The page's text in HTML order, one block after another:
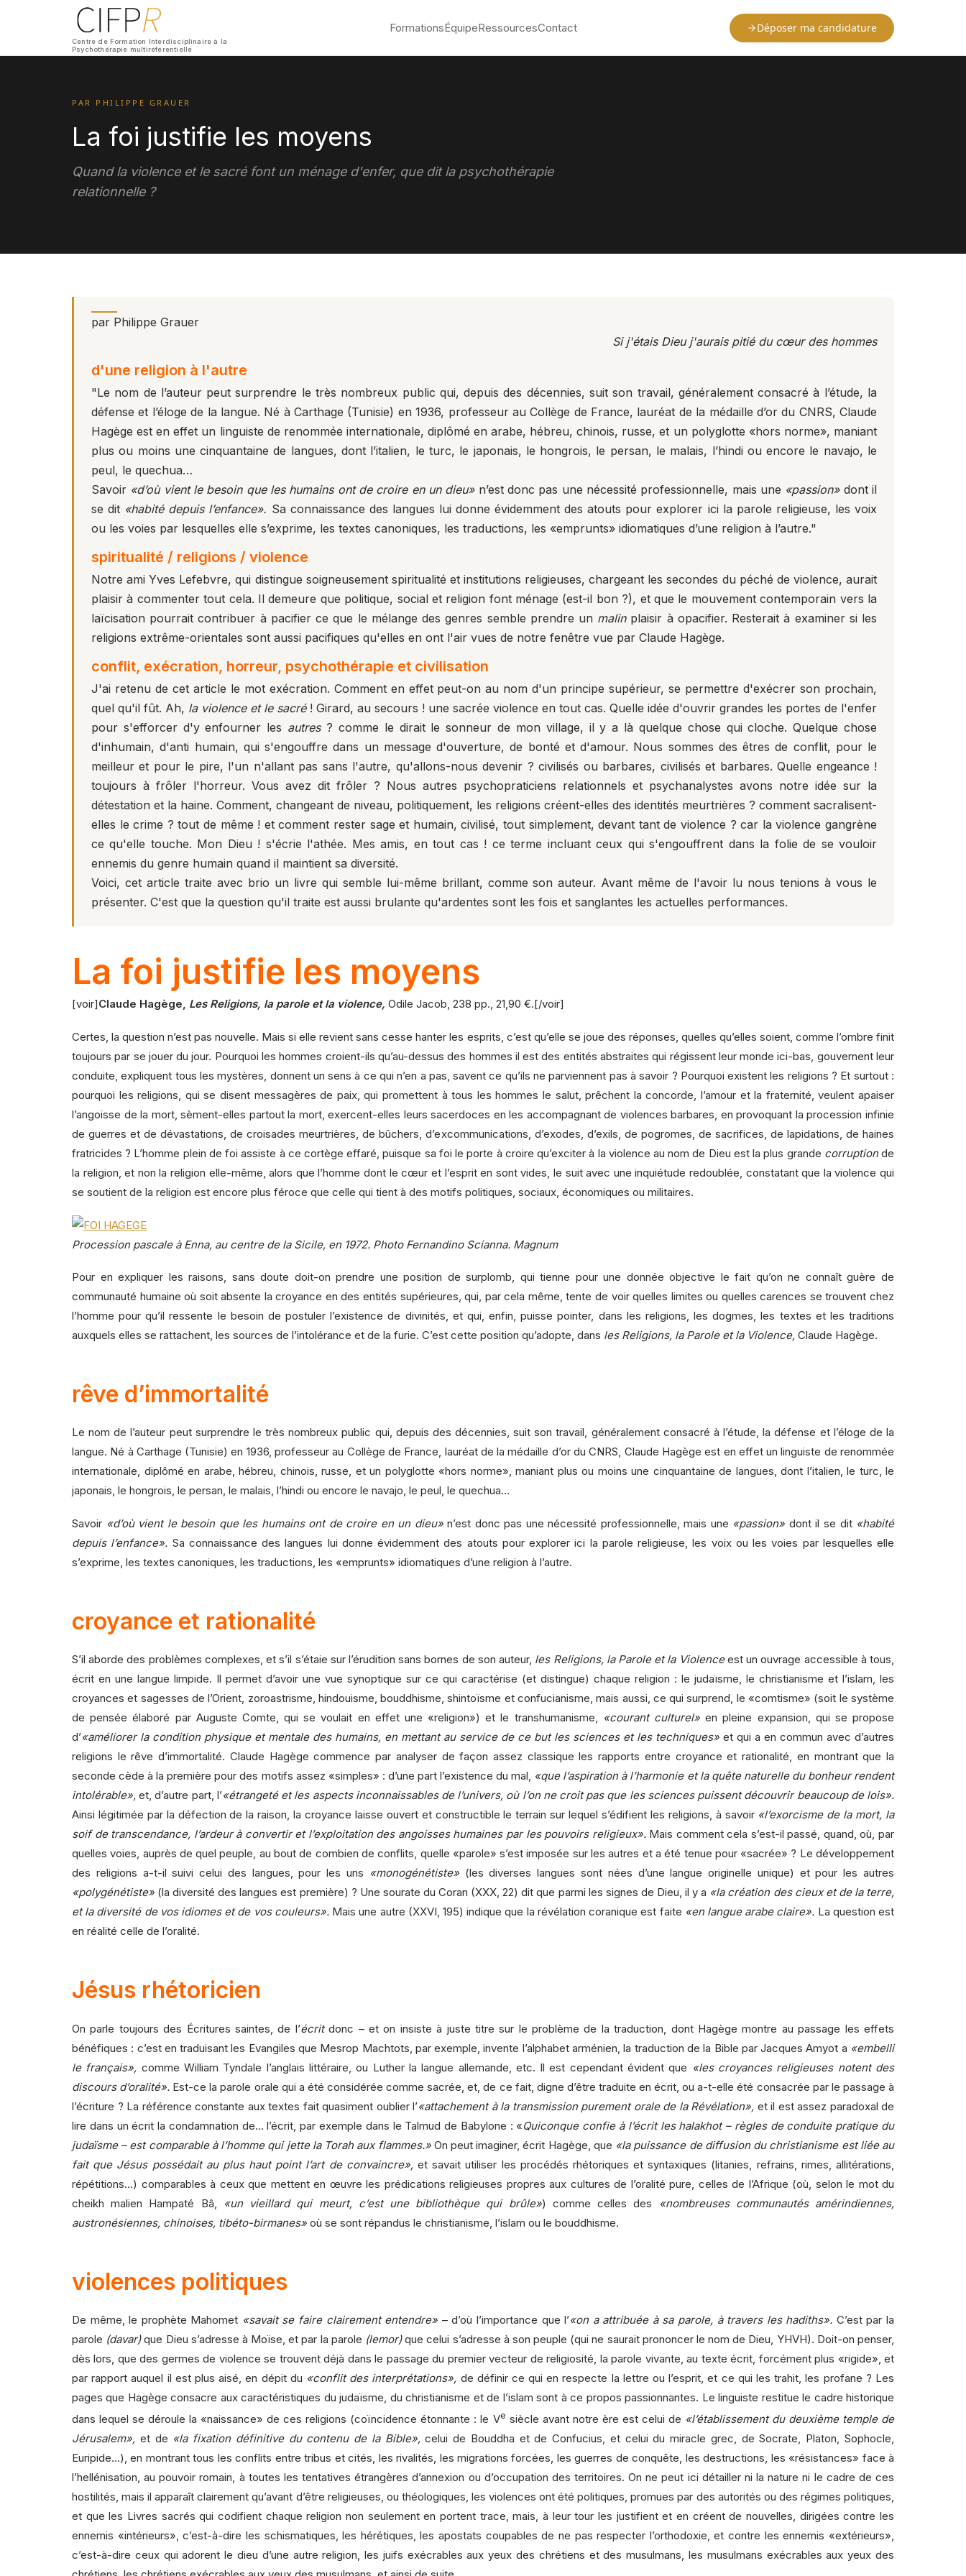
Centre de Formation Interdisciplinaire à la
Psychothérapie multiréférentielle
FormationsÉquipeRessourcesContact Déposer ma candidature
PAR PHILIPPE GRAUER
La foi justifie les moyens
Quand la violence et le sacré font un ménage d'enfer, que dit la psychothérapie
relationnelle ?
par Philippe Grauer
Si j'étais Dieu j'aurais pitié du cœur des hommes
d'une religion à l'autre
"Le nom de l’auteur peut surprendre le très nombreux public qui, depuis des décennies, suit son travail, généralement consacré à l’étude, la
défense et l’éloge de la langue. Né à Carthage (Tunisie) en 1936, professeur au Collège de France, lauréat de la médaille d’or du CNRS, Claude
Hagège est en effet un linguiste de renommée internationale, diplômé en arabe, hébreu, chinois, russe, et un polyglotte «hors norme», maniant
plus ou moins une cinquantaine de langues, dont l’italien, le turc, le japonais, le hongrois, le persan, le malais, l’hindi ou encore le navajo, le
peul, le quechua…
Savoir «d’où vient le besoin que les humains ont de croire en un dieu» n’est donc pas une nécessité professionnelle, mais une «passion» dont il
se dit «habité depuis l’enfance». Sa connaissance des langues lui donne évidemment des atouts pour explorer ici la parole religieuse, les voix
ou les voies par lesquelles elle s’exprime, les textes canoniques, les traductions, les «emprunts» idiomatiques d’une religion à l’autre."
spiritualité / religions / violence
Notre ami Yves Lefebvre, qui distingue soigneusement spiritualité et institutions religieuses, chargeant les secondes du péché de violence, aurait
plaisir à commenter tout cela. Il demeure que politique, social et religion font ménage (est-il bon ?), et que le mouvement contemporain vers la
laïcisation pourrait contribuer à pacifier ce que le mélange des genres semble prendre un malinplaisir à opacifier. Resterait à examiner si les
religions extrême-orientales sont aussi pacifiques qu'elles en ont l'air vues de notre fenêtre vue par Claude Hagège.
conflit, exécration, horreur, psychothérapie et civilisation
J'ai retenu de cet article le mot exécration. Comment en effet peut-on au nom d'un principe supérieur, se permettre d'exécrer son prochain,
quel qu'il fût. Ah, la violence et le sacré! Girard, au secours ! une sacrée violence en tout cas. Quelle idée d'ouvrir grandes les portes de l'enfer
pour s'efforcer d'y enfourner les autres? comme le dirait le sonneur de mon village, il y a là quelque chose qui cloche. Quelque chose
d'inhumain, d'anti humain, qui s'engouffre dans un message d'ouverture, de bonté et d'amour. Nous sommes des êtres de conflit, pour le
meilleur et pour le pire, l'un n'allant pas sans l'autre, qu'allons-nous devenir ? civilisés ou barbares, civilisés et barbares. Quelle engeance !
toujours à frôler l'horreur. Vous avez dit frôler ? Nous autres psychopraticiens relationnels et psychanalystes avons notre idée sur la
détestation et la haine. Comment, changeant de niveau, politiquement, les religions créent-elles des identités meurtrières ? comment sacralisent-
elles le crime ? tout de même ! et comment rester sage et humain, civilisé, tout simplement, devant tant de violence ? car la violence gangrène
ce qu'elle touche. Mon Dieu ! s'écrie l'athée. Mes amis, en tout cas ! ce terme incluant ceux qui s'engouffrent dans la folie de se vouloir
ennemis du genre humain quand il maintient sa diversité.
Voici, cet article traite avec brio un livre qui semble lui-même brillant, comme son auteur. Avant même de l'avoir lu nous tenions à vous le
présenter. C'est que la question qu'il traite est aussi brulante qu'ardentes sont les fois et sanglantes les actuelles performances.
La foi justifie les moyens
[voir]Claude Hagège, Les Religions, la parole et la violence, Odile Jacob, 238 pp., 21,90 €.[/voir]
Certes, la question n’est pas nouvelle. Mais si elle revient sans cesse hanter les esprits, c’est qu’elle se joue des réponses, quelles qu’elles soient, comme l’ombre finit
toujours par se jouer du jour. Pourquoi les hommes croient-ils qu’au-dessus des hommes il est des entités abstraites qui régissent leur monde ici-bas, gouvernent leur
conduite, expliquent tous les mystères, donnent un sens à ce qui n’en a pas, savent ce qu’ils ne parviennent pas à savoir ? Pourquoi existent les religions ? Et surtout :
pourquoi les religions, qui se disent messagères de paix, qui promettent à tous les hommes le salut, prêchent la concorde, l’amour et la fraternité, veulent apaiser
l’angoisse de la mort, sèment-elles partout la mort, exercent-elles leurs sacerdoces en les accompagnant de violences barbares, en provoquant la procession infinie
de guerres et de dévastations, de croisades meurtrières, de bûchers, d’excommunications, d’exodes, d’exils, de pogromes, de sacrifices, de lapidations, de haines
fratricides ? L’homme plein de foi assiste à ce cortège effaré, puisque sa foi le porte à croire qu’exciter à la violence au nom de Dieu est la plus grande corruptionde
la religion, et non la religion elle-même, alors que l’homme dont le cœur et l’esprit en sont vides, le suit avec une inquiétude redoublée, constatant que la violence qui
se soutient de la religion est encore plus féroce que celle qui tient à des motifs politiques, sociaux, économiques ou militaires.
Procession pascale à Enna, au centre de la Sicile, en 1972. Photo Fernandino Scianna. Magnum
Pour en expliquer les raisons, sans doute doit-on prendre une position de surplomb, qui tienne pour une donnée objective le fait qu’on ne connaît guère de
communauté humaine où soit absente la croyance en des entités supérieures, qui, par cela même, tente de voir quelles limites ou quelles carences se trouvent chez
l’homme pour qu’il ressente le besoin de postuler l’existence de divinités, et qui, enfin, puisse pointer, dans les religions, les dogmes, les textes et les traditions
auxquels elles se rattachent, les sources de l’intolérance et de la furie. C’est cette position qu’adopte, dans les Religions, la Parole et la Violence, Claude Hagège.
rêve d’immortalité
Le nom de l’auteur peut surprendre le très nombreux public qui, depuis des décennies, suit son travail, généralement consacré à l’étude, la défense et l’éloge de la
langue. Né à Carthage (Tunisie) en 1936, professeur au Collège de France, lauréat de la médaille d’or du CNRS, Claude Hagège est en effet un linguiste de renommée
internationale, diplômé en arabe, hébreu, chinois, russe, et un polyglotte «hors norme», maniant plus ou moins une cinquantaine de langues, dont l’italien, le turc, le
japonais, le hongrois, le persan, le malais, l’hindi ou encore le navajo, le peul, le quechua…
Savoir «d’où vient le besoin que les humains ont de croire en un dieu»n’est donc pas une nécessité professionnelle, mais une «passion» dont il se dit «habité
depuis l’enfance». Sa connaissance des langues lui donne évidemment des atouts pour explorer ici la parole religieuse, les voix ou les voies par lesquelles elle
s’exprime, les textes canoniques, les traductions, les «emprunts» idiomatiques d’une religion à l’autre.
croyance et rationalité
S’il aborde des problèmes complexes, et s’il s’étaie sur l’érudition sans bornes de son auteur, les Religions, la Parole et la Violenceest un ouvrage accessible à tous,
écrit en une langue limpide. Il permet d’avoir une vue synoptique sur ce qui caractérise (et distingue) chaque religion : le judaïsme, le christianisme et l’islam, les
croyances et sagesses de l’Orient, zoroastrisme, hindouisme, bouddhisme, shintoïsme et confucianisme, mais aussi, ce qui surprend, le «comtisme» (soit le système
de pensée élaboré par Auguste Comte, qui se voulait en effet une «religion») et le transhumanisme, «courant culturel»en pleine expansion, qui se propose
d’«améliorer la condition physique et mentale des humains, en mettant au service de ce but les sciences et les techniques» et qui a en commun avec d’autres
religions le rêve d’immortalité. Claude Hagège commence par analyser de façon assez classique les rapports entre croyance et rationalité, en montrant que la
seconde cède à la première pour des motifs assez «simples» : d’une part l’existence du mal, «que l’aspiration à l’harmonie et la quête naturelle du bonheur rendent
intolérable», et, d’autre part, l’«étrangeté et les aspects inconnaissables de l’univers, où l’on ne croit pas que les sciences puissent découvrir beaucoup de lois».
Ainsi légitimée par la défection de la raison, la croyance laisse ouvert et constructible le terrain sur lequel s’édifient les religions, à savoir «l’exorcisme de la mort, la
soif de transcendance, l’ardeur à convertir et l’exploitation des angoisses humaines par les pouvoirs religieux».Mais comment cela s’est-il passé, quand, où, par
quelles voies, auprès de quel peuple, au bout de combien de conflits, quelle «parole» s’est imposée sur les autres et a été tenue pour «sacrée» ? Le développement
des religions a-t-il suivi celui des langues, pour les uns «monogénétiste» (les diverses langues sont nées d’une langue originelle unique) et pour les autres
«polygénétiste» (la diversité des langues est première) ? Une sourate du Coran (XXX, 22) dit que parmi les signes de Dieu, il y a «la création des cieux et de la terre,
et la diversité de vos idiomes et de vos couleurs».Mais une autre (XXVI, 195) indique que la révélation coranique est faite «en langue arabe claire». La question est
en réalité celle de l’oralité.
Jésus rhétoricien
On parle toujours des Écritures saintes, de l’écritdonc – et on insiste à juste titre sur le problème de la traduction, dont Hagège montre au passage les effets
bénéfiques : c’est en traduisant les Evangiles que Mesrop Machtots, par exemple, invente l’alphabet arménien, la traduction de la Bible par Jacques Amyot a «embelli
le français», comme William Tyndale l’anglais littéraire, ou Luther la langue allemande, etc. Il est cependant évident que «les croyances religieuses notent des
discours d’oralité». Est-ce la parole orale qui a été considérée comme sacrée, et, de ce fait, digne d’être traduite en écrit, ou a-t-elle été consacrée par le passage à
l’écriture ? La référence constante aux textes fait quasiment oublier l’«attachement à la transmission purement orale de la Révélation», et il est assez paradoxal de
lire dans un écrit la condamnation de… l’écrit, par exemple dans le Talmud de Babylone : «Quiconque confie à l’écrit les halakhot – règles de conduite pratique du
judaïsme – est comparable à l’homme qui jette la Torah aux flammes.»On peut imaginer, écrit Hagège, que «la puissance de diffusion du christianisme est liée au
fait que Jésus possédait au plus haut point l’art de convaincre», et savait utiliser les procédés rhétoriques et syntaxiques (litanies, refrains, rimes, allitérations,
répétitions…) comparables à ceux que mettent en œuvre les prédications religieuses propres aux cultures de l’oralité pure, celles de l’Afrique (où, selon le mot du
cheikh malien Hampaté Bâ,
«un vieillard qui meurt, c’est une bibliothèque qui brûle») comme celles des
«nombreuses communautés amérindiennes,
austronésiennes, chinoises, tibéto-birmanes» où se sont répandus le christianisme, l’islam ou le bouddhisme.
violences politiques
De même, le prophète Mahomet «savait se faire clairement entendre» – d’où l’importance que l’«on a attribuée à sa parole, à travers les hadiths». C’est par la
parole (davar)que Dieu s’adresse à Moïse, et par la parole (lemor)que celui s’adresse à son peuple (qui ne saurait prononcer le nom de Dieu, YHVH). Doit-on penser,
dès lors, que des germes de violence se trouvent déjà dans le passage du premier vecteur de religiosité, la parole vivante, au texte écrit, forcément plus «rigide», et
par rapport auquel il est plus aisé, en dépit du «conflit des interprétations», de définir ce qui en respecte la lettre ou l’esprit, et ce qui les trahit, les profane ? Les
pages que Hagège consacre aux caractéristiques du judaïsme, du christianisme et de l’islam sont à ce propos passionnantes. Le linguiste restitue le cadre historique
dans lequel se déroule la «naissance» de ces religions (coïncidence étonnante : le Ve siècle avant notre ère est celui de «l’établissement du deuxième temple de
Jérusalem», et de «la fixation définitive du contenu de la Bible»,celui de Bouddha et de Confucius, et celui du miracle grec, de Socrate, Platon, Sophocle,
Euripide…), en montrant tous les conflits entre tribus et cités, les rivalités, les migrations forcées, les guerres de conquête, les destructions, les «résistances» face à
l’hellénisation, au pouvoir romain, à toutes les tentatives étrangères d’annexion ou d’occupation des territoires. On ne peut ici détailler ni la nature ni le cadre de ces
hostilités, mais il apparaît clairement qu’avant d’être religieuses, ou théologiques, les violences ont été politiques, promues par des autorités ou des régimes politiques,
et que les Livres sacrés qui codifient chaque religion non seulement en portent trace, mais, à leur tour les justifient et en créent de nouvelles, dirigées contre les
ennemis «intérieurs», c’est-à-dire les schismatiques, les hérétiques, les apostats coupables de ne pas respecter l’orthodoxie, et contre les ennemis «extérieurs»,
c’est-à-dire ceux qui adorent le dieu d’une autre religion, les juifs exécrables aux yeux des chrétiens et des musulmans, les musulmans exécrables aux yeux des